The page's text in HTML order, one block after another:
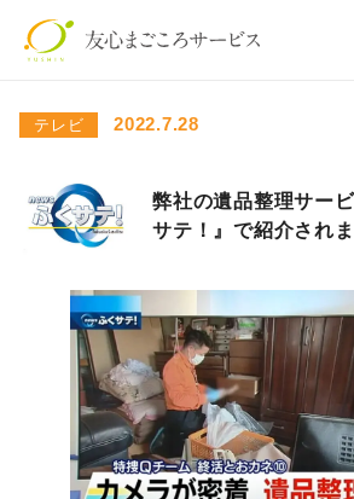
テレビ 2022.7.28
弊社の遺品整理サー
サテ！』で紹介され